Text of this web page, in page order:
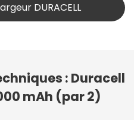
DURACELL
: Duracell
mAh (par 2)